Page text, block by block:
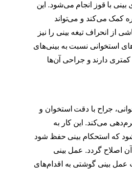
با قوز انجام می‌شود. این
کمک می‌کند و می‌تواند
از انحراف تیغه بینی را نیز
استخوانی نسبت به بینی‌های
دارند و جراحی آن‌ها
جراح با دقت استخوان و
می‌کند. این کار به
که استحکام بینی حفظ شود
اصلاح گردد. عمل بینی
عمل بینی گوشتی به اقدام‌های